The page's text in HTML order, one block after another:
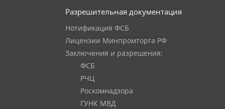
Разрешительная документация
Нотификация ФСБ
Лицензии Минпромторга РФ
Заключения и разрешения:
ФСБ
РЧЦ
Роскомнадзора
ГУНК МВД